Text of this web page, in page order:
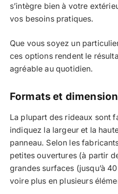
s’intègre bien à votre
vos besoins pratiques.
Que vous soyez un
ces options rendent le
agréable au quotidien.
Formats et
La plupart des rideaux sont
indiquez la largeur et la
panneau. Selon les
petites ouvertures (à partir
grandes surfaces (jusqu’à
voire plus en plusieurs